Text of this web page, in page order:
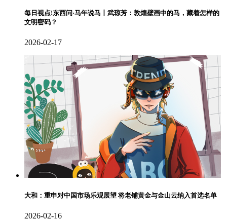
每日视点!东西问·马年说马丨武琼芳：敦煌壁画中的马，藏着怎样的
文明密码？
2026-02-17
大和：重申对中国市场乐观展望 将老铺黄金与金山云纳入首选名单
2026-02-16